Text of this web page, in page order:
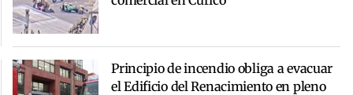
Principio de incendio obliga a evacuar
el Edificio del Renacimiento en pleno